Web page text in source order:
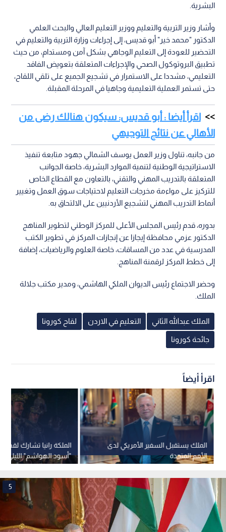
البشرية.
وأشار وزير التربية والتعليم ووزير التعليم العالي والبحث العلمي
الدكتور "محمد خير" أبو قديس، إلى إجراءات وزارة التربية والتعليم في
التحضير للعودة إلى التعليم الوجاهي بشكل آمن ومستدام، من حيث
تطبيق البروتوكول الصحي والإجراءات المتعلقة بتعويض الفاقد
التعليمي، مشددا على الاستمرار في تشجيع الجميع على تلقي اللقاح،
حتى تستمر العملية التعليمية وجاهيا في المرحلة المقبلة.
اقرأ أيضا : أبو قديس: سيكون هنالك رضى من
الأهالي عن نتائج التوجيهي
من جانبه، تناول وزير العمل يوسف الشمالي جهود متابعة تنفيذ
الاستراتيجية الوطنية لتنمية الموارد البشرية، خاصة الجوانب
المتعلقة بالتدريب المهني والتقني، بالتعاون مع القطاع الخاص
للتركيز على مواءمة مخرجات التعليم لاحتياجات سوق العمل وتغيير
أنماط التدريب المهني لتشجيع الأردنيين على الالتحاق به.
بدوره، قدم رئيس المجلس الأعلى للمركز الوطني لتطوير المناهج
الدكتور عزمي محافظة إيجازا عن إنجازات المركز في تطوير الكتب
المدرسية في عدد من المساقات، خاصة العلوم والرياضيات، إضافة
إلى خطط المركز لرقمنة المناهج.
وحضر الاجتماع رئيس الديوان الملكي الهاشمي، ومدير مكتب جلالة
الملك.
الملك عبدالله الثاني التعليم في الاردن لقاح كورونا
جائحة كورونا
اقرأ أيضاً
الملكة رانيا تشارك
"أسود الهواشم" الليلي
101
الملك يستقبل السفير الأمريكي لدى
الأمم المتحدة
5